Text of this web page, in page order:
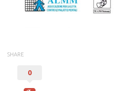
Facilitatore familiare
SHARE
0